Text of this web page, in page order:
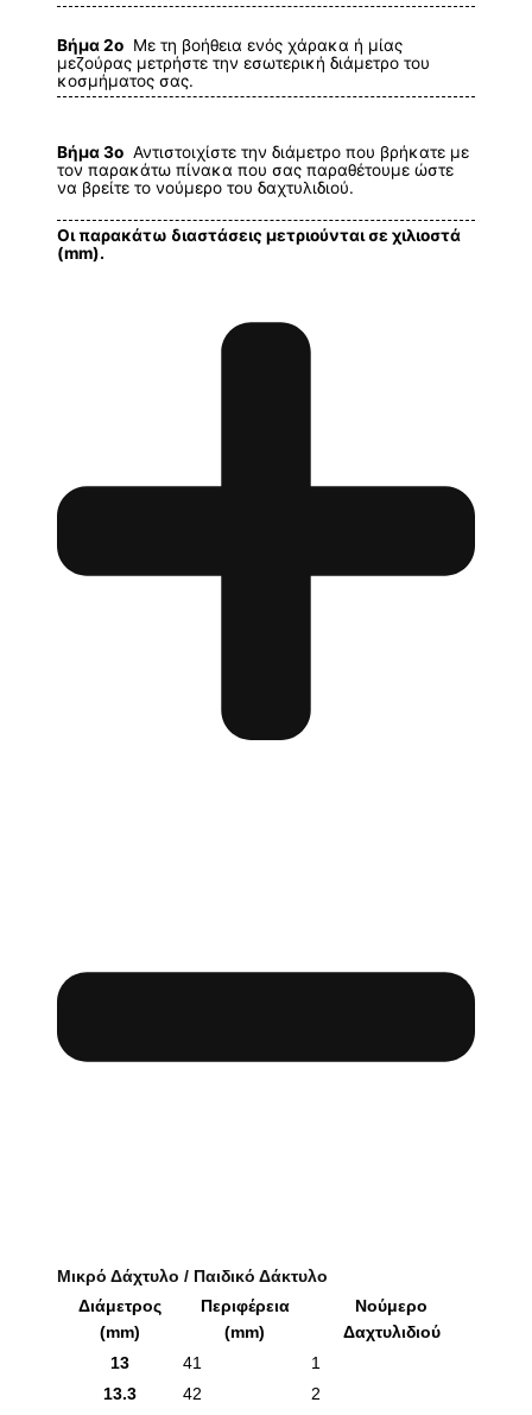
Βήμα 2ο Με τη βοήθεια ενός χάρακα ή μίας
μεζούρας μετρήστε την εσωτερική διάμετρο του
κοσμήματος σας.
Βήμα 3ο Αντιστοιχίστε την διάμετρο που βρήκατε με
τον παρακάτω πίνακα που σας παραθέτουμε ώστε
να βρείτε το νούμερο του δαχτυλιδιού.
Οι παρακάτω διαστάσεις μετριούνται σε χιλιοστά
(mm).
Μικρό Δάχτυλο / Παιδικό Δάκτυλο
Διάμετρος
(mm)
Περιφέρεια
(mm)
Νούμερο
Δαχτυλιδιού
13
41
1
13.3
42
2